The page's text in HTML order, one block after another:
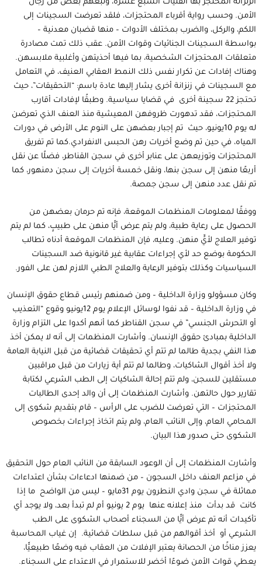
الزنزانة المحتجز بها الفتيات السبع عشرة، وتبعهم بعضٌ من رجال
الأمن. وحسب رواية أقرباء المحتجزات، فلقد تعرضت السجينات إلى
اللكم، والركل، والضرب بمختلف الأدوات – منها قضبان معدنية –
بواسطة السجينات الجنائيات وقوات الأمن. عقب ذلك تمت مصادرة
متعلقات المحتجزات الشخصية، بما فيها أحذيتهن وأغلبية ملابسهن.
وهناك إفادات عن تكرار نفس ذلك النمط العقابي العنيف، في التعامل
مع السجينات في زنزانة أخرى يشار إليها عادة باسم: “التحقيقات”، حيث
تحتجز 22 سجينة أخرى في قضايا سياسية. وطبقًا لإفادات أقارب
المحتجزات، فقد تدهورت ظروفهن المعيشية منذ العنف الذي تعرضن
له يوم 10يونيو، حيث تم إجبار بعضهن على النوم على الأرض في دورات
المياه، في حين تم وضع أخريات رهن الحبس الانفرادي.كما تم تفريق
المحتجزات وتوزيعهن على عنابر أخرى في سجن القناطر، فضلًا عن نقل
أربعًا منهن إلى سجن بنها، ونقل خمسة أخريات إلى سجن دمنهور، كما
تم نقل عدد منهن إلى سجن جمصة.
ووفقًا لمعلومات المنظمات الموقعة، فإنه تم حرمان بعضهن من
الحصول على رعاية طبية، ولم يتم عرض أيًّا منهن على طبيبٍ، كما لم يتم
توفير العلاج لأيٍّ منهن. وعليه، فإن المنظمات الموقعة أدناه تطالب
الحكومة بوضع حد لأي إجراءات عقابية غير قانونية ضد السجينات
السياسيات وكذلك بتوفير الرعاية والعلاج الطبي اللازم لهن على الفور.
وكان مسؤولو وزارة الداخلية – ومن ضمنهم رئيس قطاع حقوق الإنسان
في وزارة الداخلية – قد نفوا لوسائل الإعلام يوم 12يونيو وقوع “التعذيب
أو التحرش الجنسي” في سجن القناطر كما أنهم أكدوا على التزام وزارة
الداخلية بمبادئ حقوق الإنسان. وأشارت المنظمات إلى أنه لا يمكن أخذ
هذا النفي بجدية طالما لم تتم أي تحقيقات قضائية من قبل النيابة العامة
ولا أخذ أقوال الشاكيات، وطالما لم تتم أية زيارات من قبل مراقبين
مستقلين للسجن، ولم تتم إحالة الشاكيات إلى الطب الشرعي لكتابة
تقارير حول حالتهن. وأشارت المنظمات إلى أن والد إحدى الطالبات
المحتجزات – التي تعرضت للضرب على الرأس – قام بتقديم شكوى إلى
المحامي العام، وإلى النائب العام، ولم يتم اتخاذ إجراءات بخصوص
الشكوى حتى صدور هذا البيان.
وأشارت المنظمات إلى أن الوعود السابقة من النائب العام حول التحقيق
في مزاعم العنف داخل السجون – من ضمنها ادعاءات بشأن اعتداءات
مماثلة في سجن وادي النطرون يوم 31مايو – ليس من الواضح ما إذا
كانت قد بدأت منذ إعلانه عنها يوم 2 يونيو أم لم تبدأ بعد، ولا يوجد أي
تأكيدات أنه تم عرض أيًّا من السجناء أصحاب الشكوى على الطب
الشرعي أو أخذ أقوالهم من قبل سلطات قضائية. إن غياب المحاسبة
يعزز مناخًا من الحصانة يعتبر الإفلات من العقاب فيه وضعًا طبيعيًّا،
يعطي قوات الأمن ضوءًا أخضر للاستمرار في الاعتداء على السجناء.